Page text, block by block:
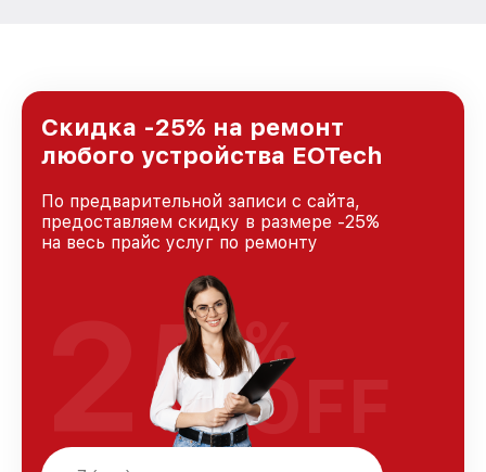
Скидка -25% на ремонт
любого устройства EOTech
По предварительной записи с сайта,
предоставляем скидку в размере -25%
на весь прайс услуг по ремонту
25%
OFF